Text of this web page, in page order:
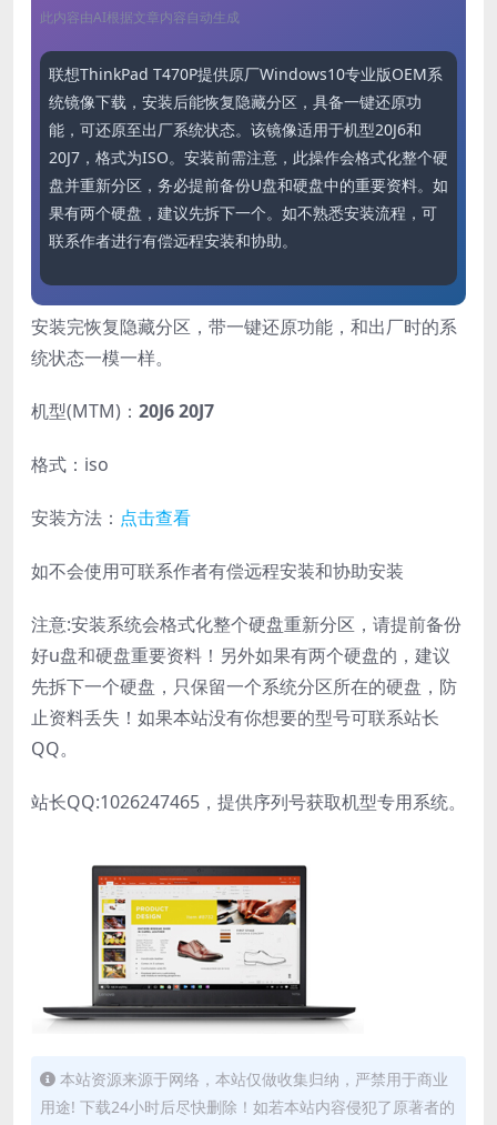
此内容由AI根据文章内容自动生成
联想ThinkPad T470P提供原厂Windows10专业版OEM系
统镜像下载，安装后能恢复隐藏分区，具备一键还原功
能，可还原至出厂系统状态。该镜像适用于机型20J6和
20J7，格式为ISO。安装前需注意，此操作会格式化整个硬
盘并重新分区，务必提前备份U盘和硬盘中的重要资料。如
果有两个硬盘，建议先拆下一个。如不熟悉安装流程，可
联系作者进行有偿远程安装和协助。
安装完恢复隐藏分区，带一键还原功能，和出厂时的系
统状态一模一样。
机型(MTM)： 20J6 20J7
格式：iso
安装方法： 点击查看
如不会使用可联系作者有偿远程安装和协助安装
注意:安装系统会格式化整个硬盘重新分区，请提前备份
好u盘和硬盘重要资料！另外如果有两个硬盘的，建议
先拆下一个硬盘，只保留一个系统分区所在的硬盘，防
止资料丢失！如果本站没有你想要的型号可联系站长
QQ。
站长QQ:1026247465，提供序列号获取机型专用系统。
本站资源来源于网络，本站仅做收集归纳，严禁用于商业
用途! 下载24小时后尽快删除！如若本站内容侵犯了原著者的